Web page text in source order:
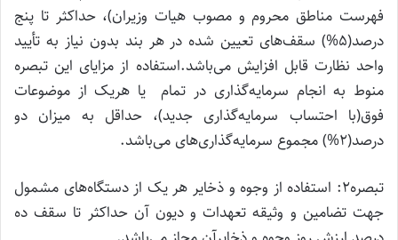
فهرست مناطق محروم و مصوب هیات وزیران)، حداکثر تا پنج
درصد(۵%) سقف‌های تعیین شده در هر بند بدون نیاز به تأیید
واحد نظارت قابل افزایش می‌باشد.استفاده از مزایای این تبصره
منوط به انجام سرمایه‌گذاری در تمام یا هریک از موضوعات
فوق(با احتساب سرمایه‌گذاری جدید)، حداقل به میزان دو
درصد(۲%) مجموع سرمایه‌گذاری‌های می‌باشد.
تبصره۲: استفاده از وجوه و ذخایر هر یک از دستگاه‌های مشمول
جهت تضامین و وثیقه تعهدات و دیون آن حداکثر تا سقف ده